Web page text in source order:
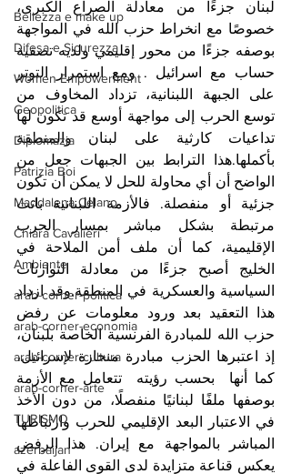
Bellezza e make up
Difesa e Sicurezza
Women Empowerment
Geopolitica
Diplomazia
Patrizia Boi
Maddalena Celano
Chiara Cavalieri
Ambiente
arab-corner-politica
arab-corner-economia
arab-corner-cultura
arab-corner-arte
TURISMO
azerbaijan
بوصفه جزءًا من محور إقليمي ولديه تصفية
حساب مع اسرائيل . ومع استمرار التوتر
توسع الحرب إلى مواجهة أوسع قد تكون لها
تداعيات كارثية على لبنان والمنطقة
جزئية أو منفصلة. فالأزمة اللبنانية باتت
الخليج أصبح جزءًا من معادلة التوازنات
السياسية والعسكرية في المنطقة.وقد ازداد
حزب الله للمبادرة الفرنسية الخاصة بلبنان،
إذ اعتبرها الحزب مبادرة منحازة لإسرائيل،